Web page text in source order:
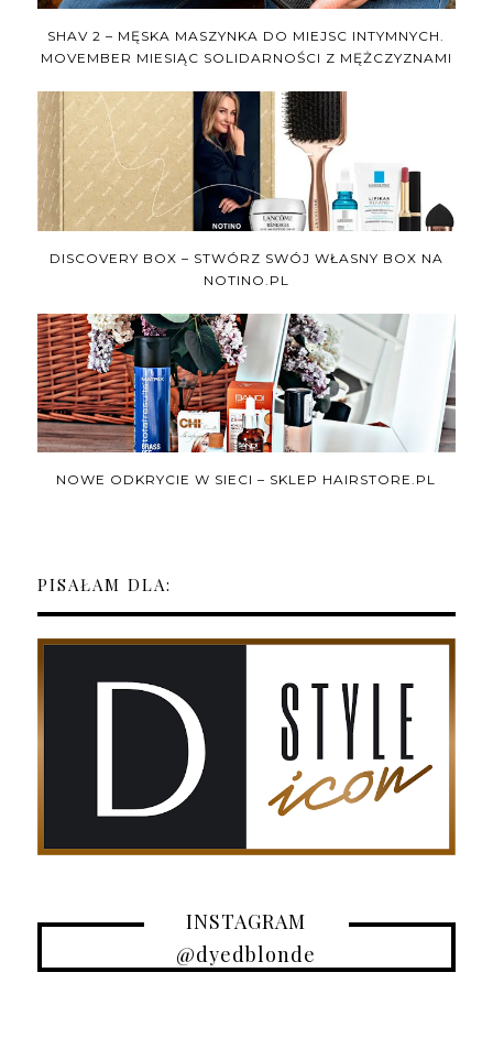
SHAV 2 – MĘSKA MASZYNKA DO MIEJSC INTYMNYCH.
MOVEMBER MIESIĄC SOLIDARNOŚCI Z MĘŻCZYZNAMI
DISCOVERY BOX – STWÓRZ SWÓJ WŁASNY BOX NA
NOTINO.PL
NOWE ODKRYCIE W SIECI – SKLEP HAIRSTORE.PL
PISAŁAM DLA:
INSTAGRAM
@dyedblonde